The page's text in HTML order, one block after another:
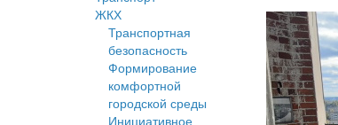
ЖКХ
Транспортная
безопасность
Формирование
комфортной
городской среды
Инициативное